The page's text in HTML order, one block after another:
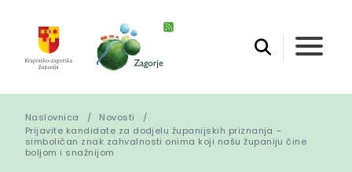
Naslovnica
Novosti
Prijavite kandidate za dodjelu županijskih priznanja –
simboličan znak zahvalnosti onima koji našu županiju čine
boljom i snažnijom